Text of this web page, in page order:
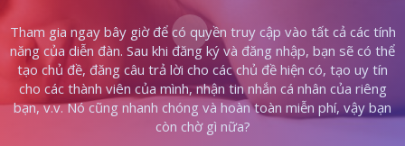
Tham gia ngay bây giờ để có quyền truy cập vào tất cả các tính
năng của diễn đàn. Sau khi đăng ký và đăng nhập, bạn sẽ có thể
tạo chủ đề, đăng câu trả lời cho các chủ đề hiện có, tạo uy tín
cho các thành viên của mình, nhận tin nhắn cá nhân của riêng
bạn, v.v. Nó cũng nhanh chóng và hoàn toàn miễn phí, vậy bạn
còn chờ gì nữa?